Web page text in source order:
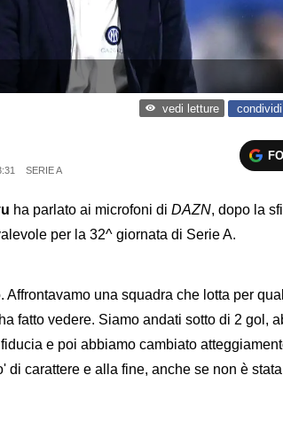
vedi letture condividi
SERIE A
ha parlato ai microfoni di DAZN, dopo la
per la 32^ giornata di Serie A.
una squadra che lotta per
fatto vedere. Siamo andati sotto di 2 gol,
e poi abbiamo cambiato
di carattere e alla fine, anche se non è